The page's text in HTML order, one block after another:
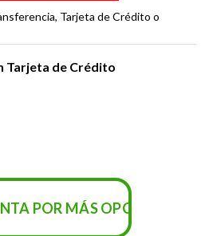
Tarjeta de Crédito o
Tarjeta de Crédito
POR MÁS OPCIONES DE